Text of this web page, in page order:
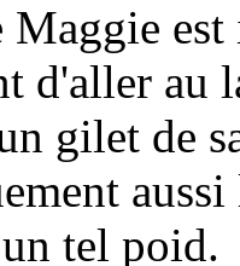
Maggie
d'aller au
gilet de
tel poid.